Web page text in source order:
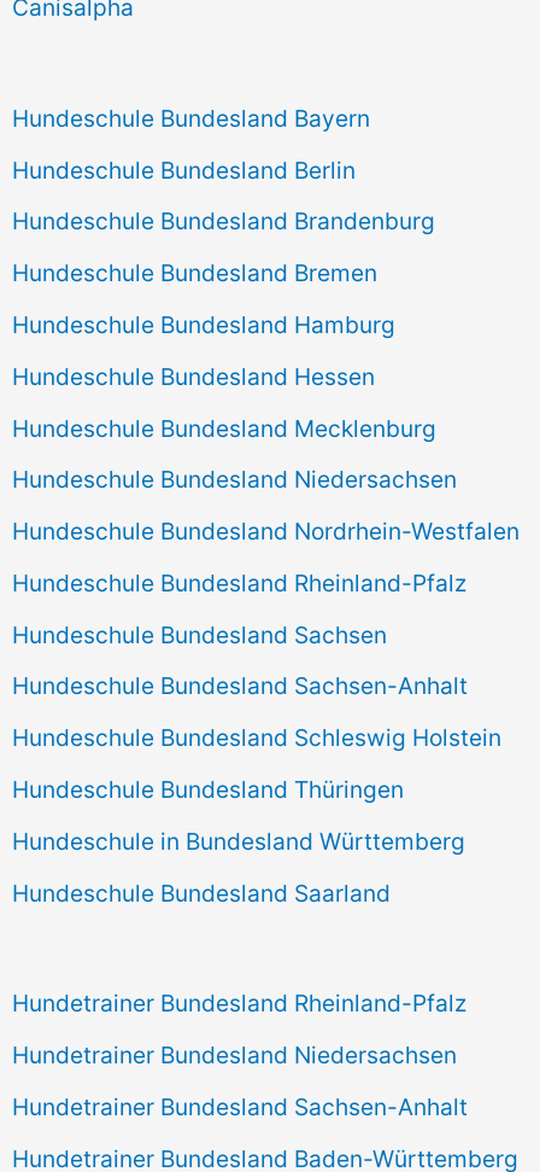
Canisalpha
Hundeschule Bundesland Bayern
Hundeschule Bundesland Berlin
Hundeschule Bundesland Brandenburg
Hundeschule Bundesland Bremen
Hundeschule Bundesland Hamburg
Hundeschule Bundesland Hessen
Hundeschule Bundesland Mecklenburg
Hundeschule Bundesland Niedersachsen
Hundeschule Bundesland Nordrhein-Westfalen
Hundeschule Bundesland Rheinland-Pfalz
Hundeschule Bundesland Sachsen
Hundeschule Bundesland Sachsen-Anhalt
Hundeschule Bundesland Schleswig Holstein
Hundeschule Bundesland Thüringen
Hundeschule in Bundesland Württemberg
Hundeschule Bundesland Saarland
Hundetrainer Bundesland Rheinland-Pfalz
Hundetrainer Bundesland Niedersachsen
Hundetrainer Bundesland Sachsen-Anhalt
Hundetrainer Bundesland Baden-Württemberg